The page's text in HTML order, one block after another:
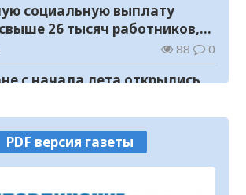
социальную выплату
26 тысяч работников,
вредных условиях труда88 0
с начала лета открылись
вокзалов
78 0
тыс. объектов социальной
адаптированы для лиц
PDF версия газеты